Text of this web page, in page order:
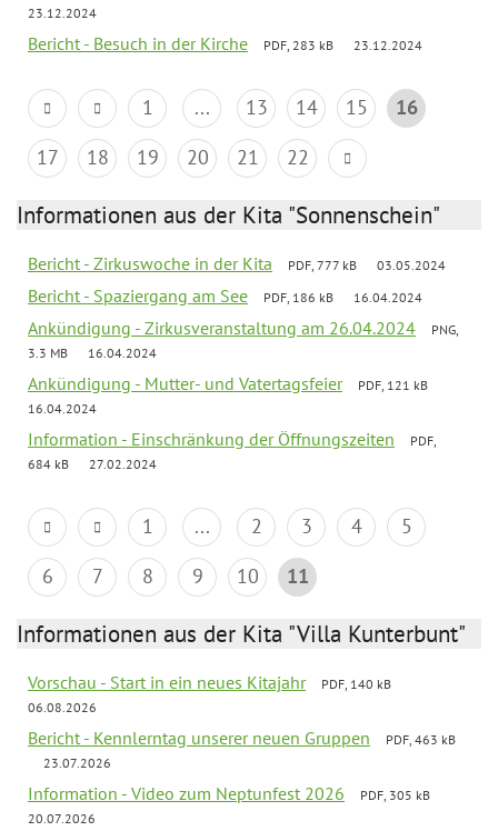
23.12.2024
Bericht - Besuch in der Kirche PDF, 283 kB 23.12.2024
1 ... 13 14 15
16
17
18 19 20 21 22
Informationen aus der Kita "Sonnenschein"
Bericht - Zirkuswoche in der Kita PDF, 777 kB 03.05.2024
Bericht - Spaziergang am See PDF, 186 kB 16.04.2024
Ankündigung - Zirkusveranstaltung am 26.04.2024
PNG,
3.3 MB
16.04.2024
Ankündigung - Mutter- und Vatertagsfeier
PDF, 121 kB
16.04.2024
Information - Einschränkung der Öffnungszeiten
PDF,
684 kB
27.02.2024
1 ... 2 3 4
5
6
7 8 9 10 11
Informationen aus der Kita "Villa Kunterbunt"
Vorschau - Start in ein neues Kitajahr
PDF, 140 kB
06.08.2026
Bericht - Kennlerntag unserer neuen Gruppen
PDF, 463 kB
23.07.2026
Information - Video zum Neptunfest 2026
PDF, 305 kB
20.07.2026